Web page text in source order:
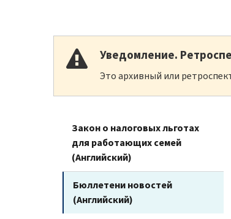
Уведомление.
Это архивный или
Закон о налоговых льготах
для работающих семей
(Английский)
Бюллетени новостей
(Английский)